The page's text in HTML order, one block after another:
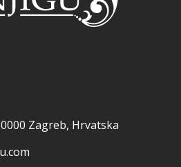
Zagreb, Hrvatska